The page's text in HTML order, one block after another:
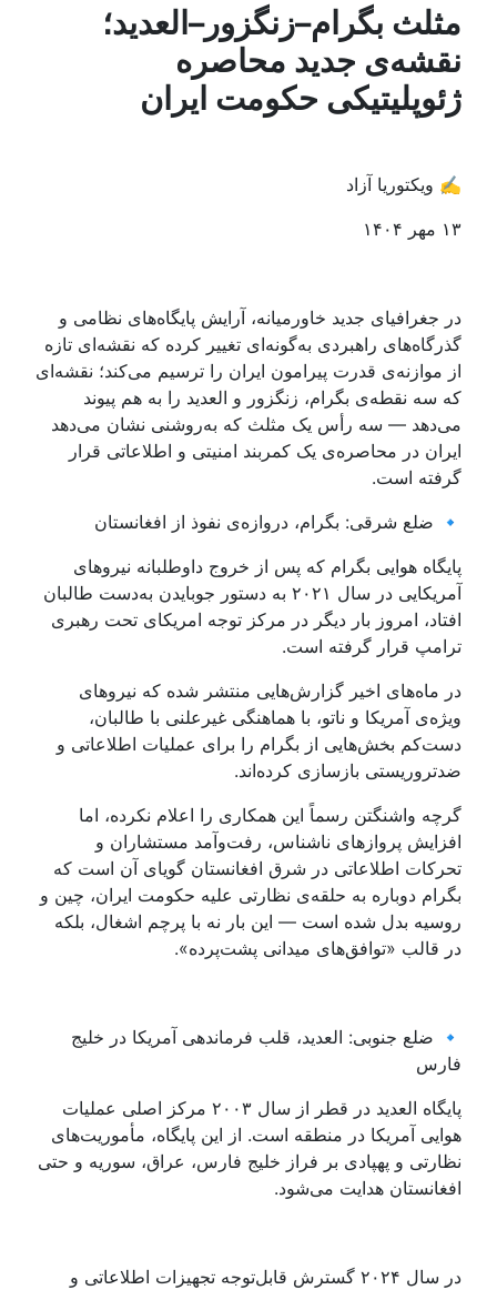
مثلث بگرام–زنگزور–العدید؛
نقشه‌ی جدید محاصره
ژئوپلیتیکی حکومت ایران
✍️ ویکتوریا آزاد
۱۳ مهر ۱۴۰۴
در جغرافیای جدید خاورمیانه، آرایش پایگاه‌های نظامی و
گذرگاه‌های راهبردی به‌گونه‌ای تغییر کرده که نقشه‌ای تازه
از موازنه‌ی قدرت پیرامون ایران را ترسیم می‌کند؛ نقشه‌ای
که سه نقطه‌ی بگرام، زنگزور و العديد را به هم پیوند
می‌دهد — سه رأس یک مثلث که به‌روشنی نشان می‌دهد
ایران در محاصره‌ی یک کمربند امنیتی و اطلاعاتی قرار
گرفته است.
🔹 ضلع شرقی: بگرام، دروازه‌ی نفوذ از افغانستان
پایگاه هوایی بگرام که پس از خروج داوطلبانه نیروهای
آمریکایی در سال ۲۰۲۱ به دستور جو‌بایدن به‌دست طالبان
افتاد، امروز بار دیگر در مرکز توجه امریکای تحت رهبری
ترامپ قرار گرفته است.
در ماه‌های اخیر گزارش‌هایی منتشر شده که نیروهای
ویژه‌ی آمریکا و ناتو، با هماهنگی غیرعلنی با طالبان،
دست‌کم بخش‌هایی از بگرام را برای عملیات اطلاعاتی و
ضدتروریستی بازسازی کرده‌اند.
گرچه واشنگتن رسماً این همکاری را اعلام نکرده، اما
افزایش پروازهای ناشناس، رفت‌وآمد مستشاران و
تحرکات اطلاعاتی در شرق افغانستان گویای آن است که
بگرام دوباره به حلقه‌ی نظارتی علیه حکومت ایران، چین و
روسیه بدل شده است — این بار نه با پرچم اشغال، بلکه
در قالب «توافق‌های میدانی پشت‌پرده».
🔹 ضلع جنوبی: العديد، قلب فرماندهی آمریکا در خلیج
فارس
پایگاه العدید در قطر از سال ۲۰۰۳ مرکز اصلی عملیات
هوایی آمریکا در منطقه است. از این پایگاه، مأموریت‌های
نظارتی و پهپادی بر فراز خلیج فارس، عراق، سوریه و حتی
افغانستان هدایت می‌شود.
در سال ۲۰۲۴ گسترش قابل‌توجه تجهیزات اطلاعاتی و